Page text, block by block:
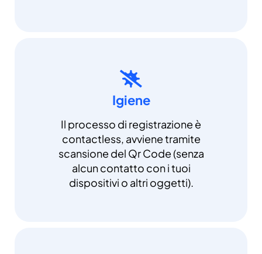
Igiene
Il processo di registrazione è
contactless, avviene tramite
scansione del Qr Code (senza
alcun contatto con i tuoi
dispositivi o altri oggetti).